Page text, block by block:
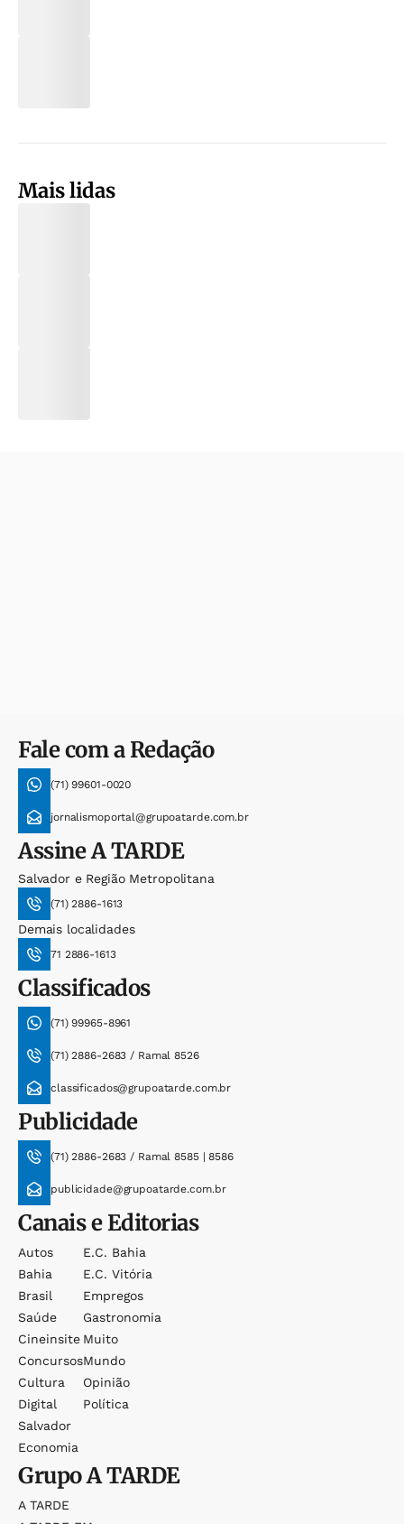
Mais lidas
Fale com a Redação
(71) 99601-0020
jornalismoportal@grupoatarde.com.br
AssineA TARDE
Salvador e Região Metropolitana
(71) 2886-1613
Demais localidades
71 2886-1613
Classificados
(71) 99965-8961
(71) 2886-2683 / Ramal 8526
classificados@grupoatarde.com.br
Publicidade
(71) 2886-2683 / Ramal 8585 | 8586
publicidade@grupoatarde.com.br
Canais e Editorias
Autos
Bahia
Brasil
Saúde
Cineinsite
Concursos
Cultura
Digital
Salvador
Economia
E.c. Bahia
E.c. Vitória
Empregos
Gastronomia
Muito
Mundo
Opinião
Política
GrupoA TARDE
A TARDE